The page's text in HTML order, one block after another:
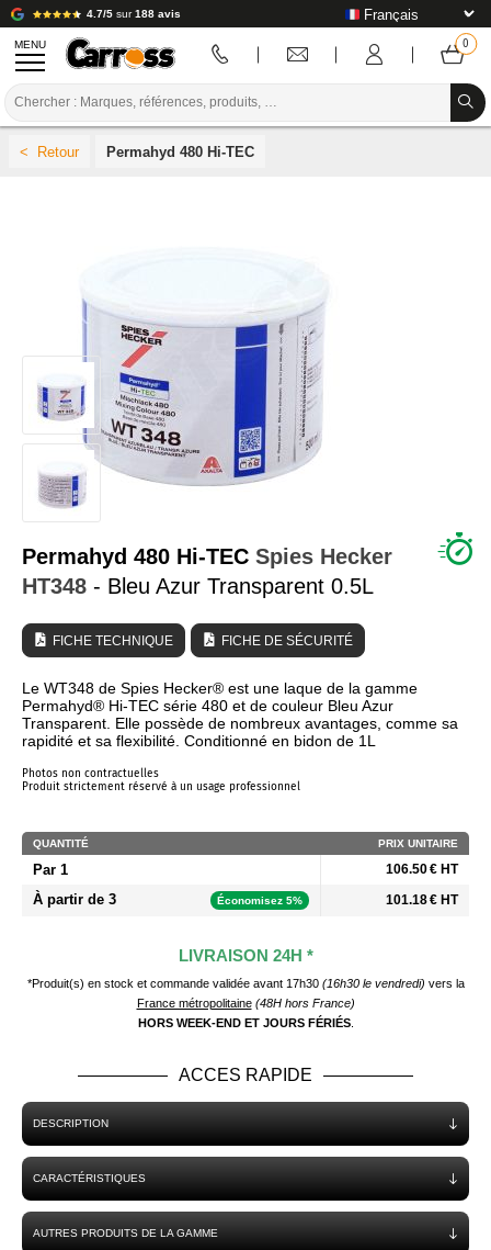
4.7/5 sur188 avis
MENU
CONSOMMABLE CARROSSERIE
OUTILLAGE CARROSSERIE
ÉQUIPEMENT ATELIER CARROSSERIE
INSTALLATION LABO
TUTORIEL & CONSEILS
Permahyd 480 Hi-TEC
Permahyd 480 Hi-TEC Spies Hecker
HT348 - Bleu Azur Transparent 0.5L
FICHE TECHNIQUE FICHE DE SÉCURITÉ
Le WT348 de Spies Hecker® est une laque de la gamme
Permahyd® Hi-TEC série 480 et de couleur Bleu Azur
Transparent. Elle possède de nombreux avantages, comme sa
rapidité et sa flexibilité. Conditionné en bidon de 1L
Photos non contractuelles
Produit strictement réservé à un usage professionnel
QUANTITÉ PRIX UNITAIRE
Par 1 106.50 € HT
À partir de 3 Économisez 5% 101.18 € HT
LIVRAISON 24H *
*Produit(s) en stock et commande validée avant 17h30 (16h30 le vendredi) vers la
France métropolitaine (48H hors France)
HORS WEEK-END ET JOURS FÉRIÉS.
ACCES RAPIDE
DESCRIPTION
CARACTÉRISTIQUES
AUTRES PRODUITS DE LA GAMME